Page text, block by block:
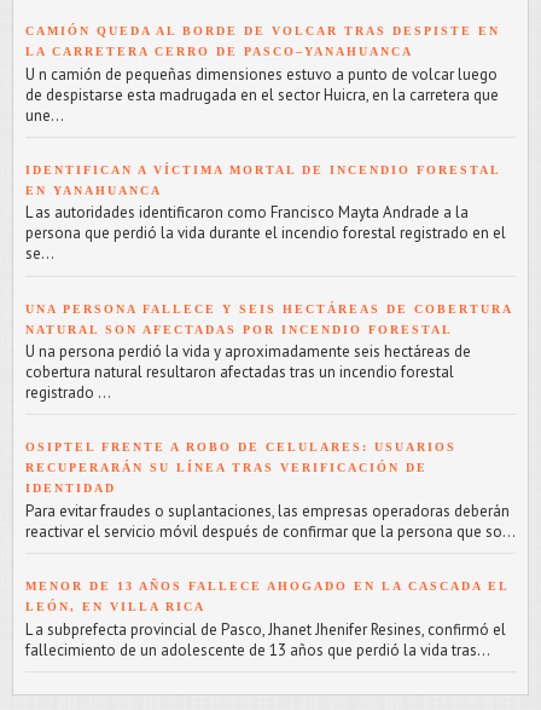
CAMIÓN QUEDA AL BORDE DE VOLCAR TRAS DESPISTE EN
LA CARRETERA CERRO DE PASCO–YANAHUANCA
U n camión de pequeñas dimensiones estuvo a punto de volcar luego
de despistarse esta madrugada en el sector Huicra, en la carretera que
une...
IDENTIFICAN A VÍCTIMA MORTAL DE INCENDIO FORESTAL
EN YANAHUANCA
L as autoridades identificaron como Francisco Mayta Andrade a la
persona que perdió la vida durante el incendio forestal registrado en el
se...
UNA PERSONA FALLECE Y SEIS HECTÁREAS DE COBERTURA
NATURAL SON AFECTADAS POR INCENDIO FORESTAL
U na persona perdió la vida y aproximadamente seis hectáreas de
cobertura natural resultaron afectadas tras un incendio forestal
registrado ...
OSIPTEL FRENTE A ROBO DE CELULARES: USUARIOS
RECUPERARÁN SU LÍNEA TRAS VERIFICACIÓN DE
IDENTIDAD
Para evitar fraudes o suplantaciones, las empresas operadoras deberán
reactivar el servicio móvil después de confirmar que la persona que so...
MENOR DE 13 AÑOS FALLECE AHOGADO EN LA CASCADA EL
LEÓN, EN VILLA RICA
L a subprefecta provincial de Pasco, Jhanet Jhenifer Resines, confirmó el
fallecimiento de un adolescente de 13 años que perdió la vida tras...